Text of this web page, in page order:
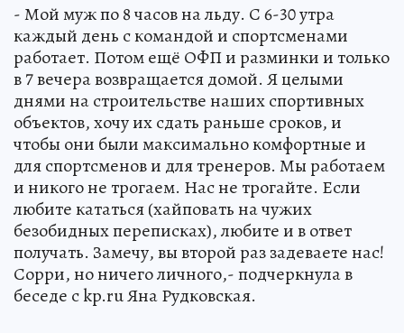
- Мой муж по 8 часов на льду. С 6-30 утра
каждый день с командой и спортсменами
работает. Потом ещё ОФП и разминки и только
в 7 вечера возвращается домой. Я целыми
днями на строительстве наших спортивных
объектов, хочу их сдать раньше сроков, и
чтобы они были максимально комфортные и
для спортсменов и для тренеров. Мы работаем
и никого не трогаем. Нас не трогайте. Если
любите кататься (хайповать на чужих
безобидных переписках), любите и в ответ
получать. Замечу, вы второй раз задеваете нас!
Сорри, но ничего личного,- подчеркнула в
беседе с kp.ru Яна Рудковская.